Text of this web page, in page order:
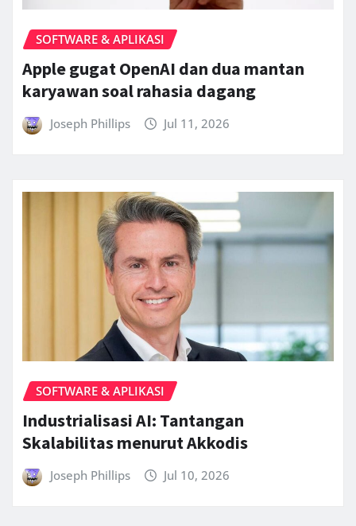
SOFTWARE & APLIKASI
Apple gugat OpenAI dan dua mantan
karyawan soal rahasia dagang
Joseph Phillips Jul 11, 2026
SOFTWARE & APLIKASI
Industrialisasi AI: Tantangan
Skalabilitas menurut Akkodis
Joseph Phillips Jul 10, 2026